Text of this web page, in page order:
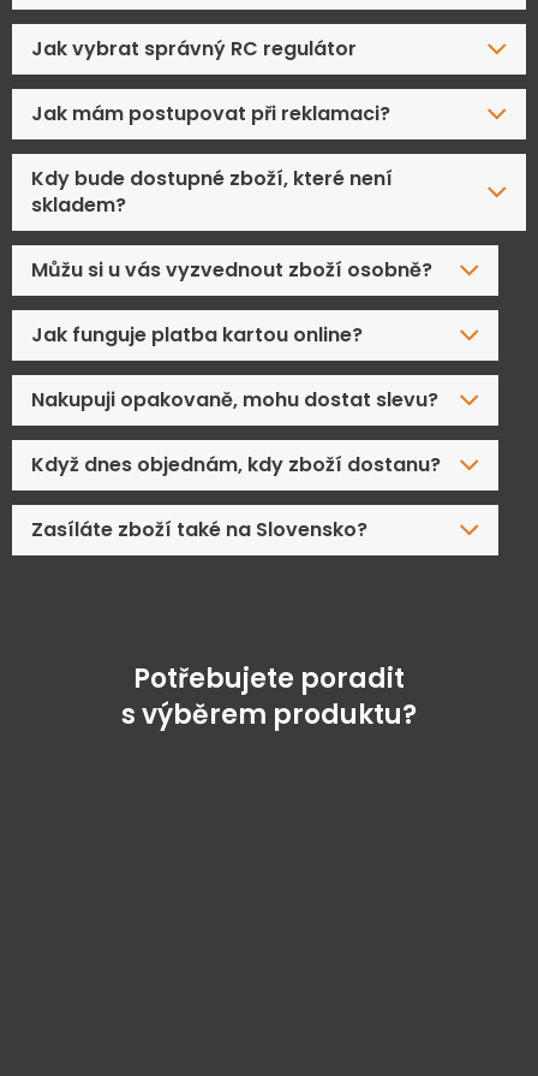
Jak vybrat správný RC regulátor
Jak mám postupovat při reklamaci?
Kdy bude dostupné zboží, které není
skladem?
Můžu si u vás vyzvednout zboží osobně?
Jak funguje platba kartou online?
Nakupuji opakovaně, mohu dostat slevu?
Když dnes objednám, kdy zboží dostanu?
Zasíláte zboží také na Slovensko?
Potřebujete poradit
s výběrem produktu?